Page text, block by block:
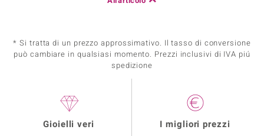
* Si tratta di un prezzo approssimativo. Il tasso di conversione
può cambiare in qualsiasi momento. Prezzi inclusivi di IVA piú
spedizione
Gioielli veri I migliori prezzi